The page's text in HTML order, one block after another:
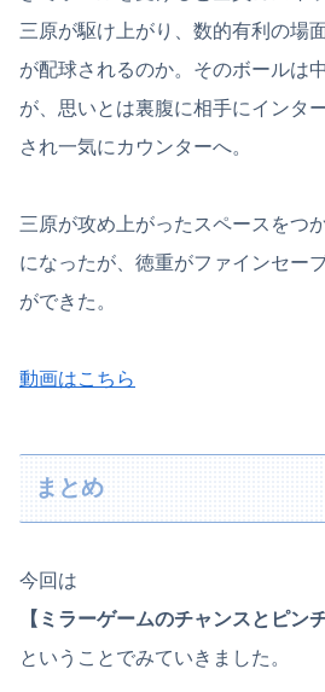
三原が駆け上がり、数的有利の場
が配球されるのか。そのボールは
が、思いとは裏腹に相手にインタ
され一気にカウンターへ。
三原が攻め上がったスペースをつ
になったが、徳重がファインセー
ができた。
動画はこちら
まとめ
今回は
【ミラーゲームのチャンスとピン
ということでみていきました。